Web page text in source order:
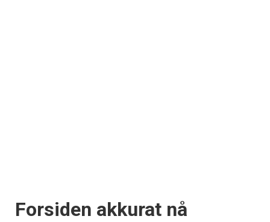
Forsiden akkurat nå